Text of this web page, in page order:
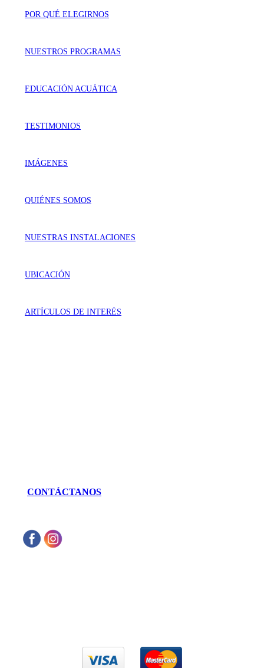
POR QUÉ ELEGIRNOS
NUESTROS PROGRAMAS
EDUCACIÓN ACUÁTICA
TESTIMONIOS
IMÁGENES
QUIÉNES SOMOS
NUESTRAS INSTALACIONES
UBICACIÓN
ARTÍCULOS DE INTERÉS
CONTÁCTANOS